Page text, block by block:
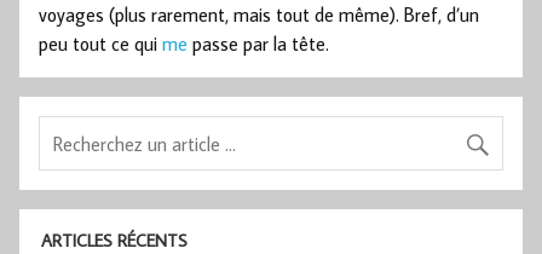
voyages (plus rarement, mais tout de même). Bref, d’un
peu tout ce qui me passe par la tête.
ARTICLES RÉCENTS